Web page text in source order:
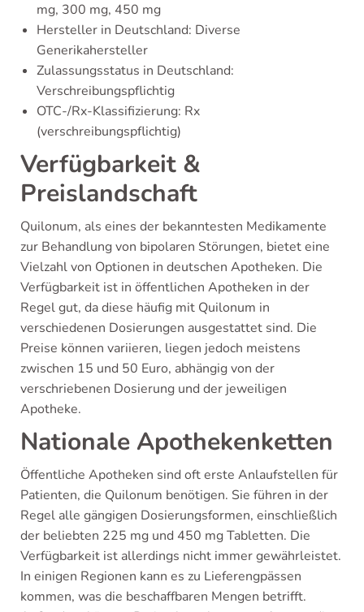
mg, 300 mg, 450 mg
Hersteller in Deutschland: Diverse
Generikahersteller
Zulassungsstatus in Deutschland:
Verschreibungspflichtig
OTC-/Rx-Klassifizierung: Rx
(verschreibungspflichtig)
Verfügbarkeit &
Preislandschaft
Quilonum, als eines der bekanntesten Medikamente
zur Behandlung von bipolaren Störungen, bietet eine
Vielzahl von Optionen in deutschen Apotheken. Die
Verfügbarkeit ist in öffentlichen Apotheken in der
Regel gut, da diese häufig mit Quilonum in
verschiedenen Dosierungen ausgestattet sind. Die
Preise können variieren, liegen jedoch meistens
zwischen 15 und 50 Euro, abhängig von der
verschriebenen Dosierung und der jeweiligen
Apotheke.
Nationale Apothekenketten
Öffentliche Apotheken sind oft erste Anlaufstellen für
Patienten, die Quilonum benötigen. Sie führen in der
Regel alle gängigen Dosierungsformen, einschließlich
der beliebten 225 mg und 450 mg Tabletten. Die
Verfügbarkeit ist allerdings nicht immer gewährleistet.
In einigen Regionen kann es zu Lieferengpässen
kommen, was die beschaffbaren Mengen betrifft.